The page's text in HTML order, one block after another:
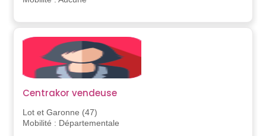
Centrakor vendeuse
Lot et Garonne (47)
Mobilité : Départementale